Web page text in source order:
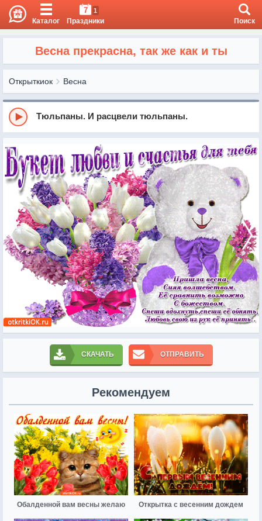
Каталог
7 1
Праздники Поиск
Весна прекрасна, так же как и ты
Открыткиок Весна
Тюльпаны. И расцвели тюльпаны.
СКАЧАТЬ ОТПРАВИТЬ
Рекомендуем
Обалденной вам весны желаю Открытка с весенним дождем